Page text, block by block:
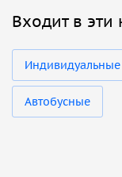
Входит в эти
Индивидуальные
Автобусные